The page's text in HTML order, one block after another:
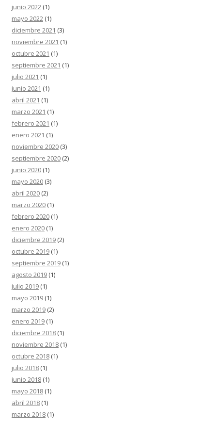
junio 2022 (1)
mayo 2022 (1)
diciembre 2021 (3)
noviembre 2021 (1)
octubre 2021 (1)
septiembre 2021 (1)
julio 2021 (1)
junio 2021 (1)
abril 2021 (1)
marzo 2021 (1)
febrero 2021 (1)
enero 2021 (1)
noviembre 2020 (3)
septiembre 2020 (2)
junio 2020 (1)
mayo 2020 (3)
abril 2020 (2)
marzo 2020 (1)
febrero 2020 (1)
enero 2020 (1)
diciembre 2019 (2)
octubre 2019 (1)
septiembre 2019 (1)
agosto 2019 (1)
julio 2019 (1)
mayo 2019 (1)
marzo 2019 (2)
enero 2019 (1)
diciembre 2018 (1)
noviembre 2018 (1)
octubre 2018 (1)
julio 2018 (1)
junio 2018 (1)
mayo 2018 (1)
abril 2018 (1)
marzo 2018 (1)